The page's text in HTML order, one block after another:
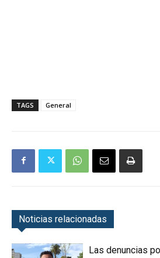
TAGS General
Noticias relacionadas
Las denuncias